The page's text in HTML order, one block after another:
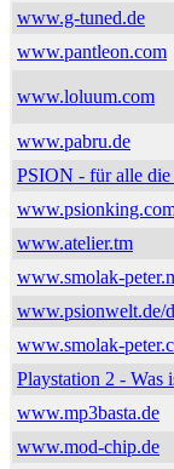
www.g-tuned.de
www.pantleon.com
www.loluum.com
www.pabru.de
PSION - für alle die
www.atelier.tm
www.smolak-
www.psionwelt.de/
www.smolak-
Playstation 2 - Was
www.mp3basta.de
www.mod-chip.de